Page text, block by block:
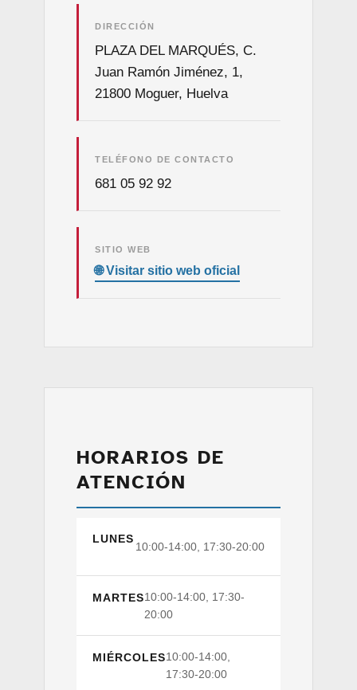
DIRECCIÓN
PLAZA DEL MARQUÉS, C.
Juan Ramón Jiménez, 1,
21800 Moguer, Huelva
TELÉFONO DE CONTACTO
681 05 92 92
SITIO WEB
HORARIOS DE
ATENCIÓN
LUNES
10:00-14:00, 17:30-20:00
MARTES10:00-14:00, 17:30-
20:00
MIÉRCOLES10:00-14:00,
17:30-20:00